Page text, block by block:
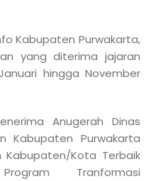
Kabupaten Purwakarta,
yang diterima jajaran
hingga November
Anugerah Dinas
Kabupaten Purwakarta
Kabupaten/Kota Terbaik
Tranformasi